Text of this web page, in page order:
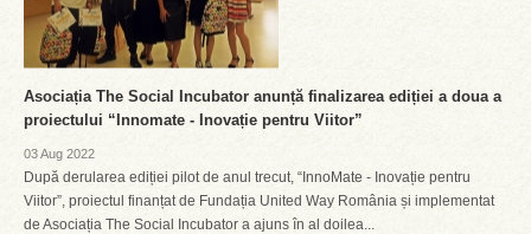
Asociația The Social Incubator anunță finalizarea ediției a doua a
proiectului “Innomate - Inovație pentru Viitor”
03 Aug 2022
După derularea ediției pilot de anul trecut, “InnoMate - Inovație pentru
Viitor”, proiectul finanțat de Fundația United Way România și implementat
de Asociația The Social Incubator a ajuns în al doilea...